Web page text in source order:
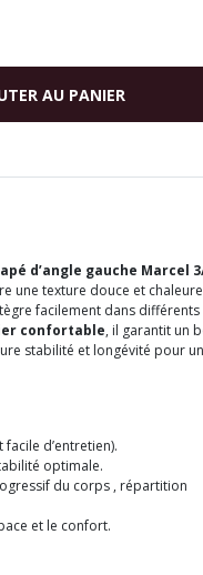
AU PANIER
d’angle gauche Marcel
une texture douce et
facilement dans différents
confortable, il garantit un
stabilité et longévité pour
d’entretien).
optimale.
du corps , répartition
et le confort.